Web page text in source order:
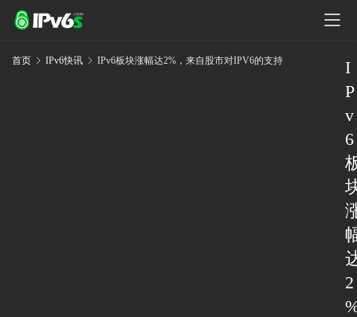
首页 IPv6快讯 IPv6板块涨幅达2%，来自股市对IPV6的支持
I
P
v
6
2